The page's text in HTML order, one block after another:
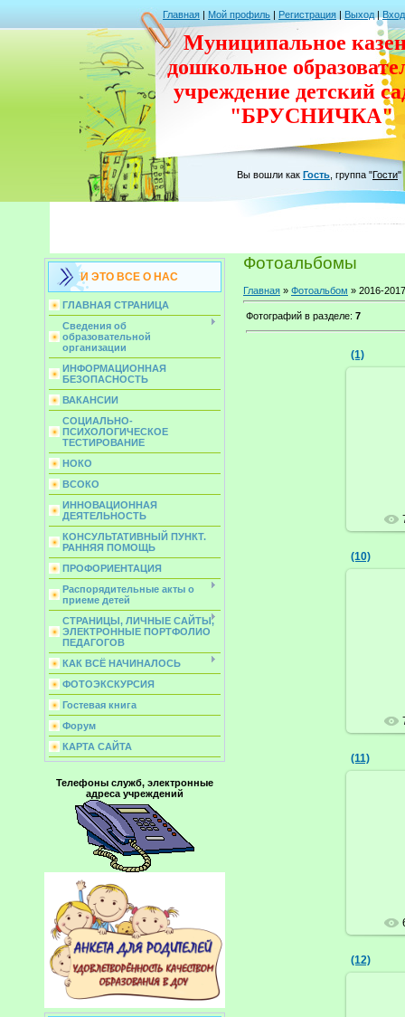
Главная | Мой профиль | Регистрация | Выход | Вход
Муниципальное
дошкольное
учреждение детский
"БРУСНИЧКА"
Вы вошли как Гость группа "Гости"
И ЭТО ВСЕ О НАС
ГЛАВНАЯ СТРАНИЦА
Сведения об
образовательной
организации
ИНФОРМАЦИОННАЯ
БЕЗОПАСНОСТЬ
ВАКАНСИИ
СОЦИАЛЬНО-
ПСИХОЛОГИЧЕСКОЕ
ТЕСТИРОВАНИЕ
НОКО
ВСОКО
ИННОВАЦИОННАЯ
ДЕЯТЕЛЬНОСТЬ
КОНСУЛЬТАТИВНЫЙ ПУНКТ.
РАННЯЯ ПОМОЩЬ
ПРОФОРИЕНТАЦИЯ
Распорядительные акты о
приеме детей
СТРАНИЦЫ, ЛИЧНЫЕ САЙТЫ,
ЭЛЕКТРОННЫЕ ПОРТФОЛИО
ПЕДАГОГОВ
КАК ВСЁ НАЧИНАЛОСЬ
ФОТОЭКСКУРСИЯ
Гостевая книга
Форум
КАРТА САЙТА
Телефоны служб, электронные
адреса учреждений
Фотоальбомы
Главная » Фотоальбом » 2016-
Фотографий в разделе: 7
(1)
(10)
(11)
(12)